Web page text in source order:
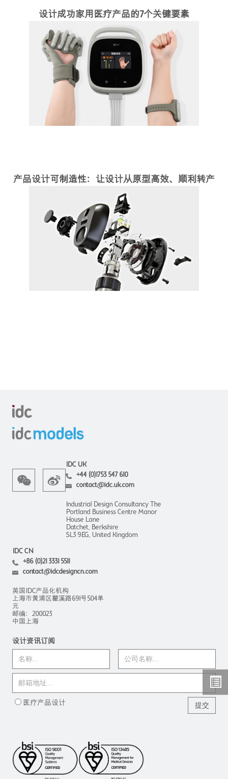
设计成功家用医疗产品的7个关键要素
产品设计可制造性：让设计从原型高效、顺利转产
IDC UK
+44 (0)1753 547 610
contact@idc.uk.com
Industrial Design Consultancy The
Portland Business Centre Manor
House Lane
Datchet, Berkshire
SL3 9EG, United Kingdom
IDC CN
+86 (0)21 3331 5511
contact@idcdesigncn.com
英国IDC产品化机构
上海市黄浦区瞿溪路691号504单
元
邮编：200023
中国上海
设计资讯订阅
医疗产品设计